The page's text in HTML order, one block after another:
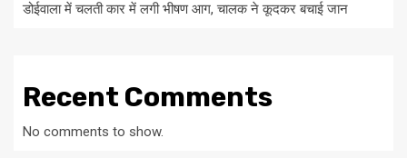
डोईवाला में चलती कार में लगी भीषण आग, चालक ने कूदकर बचाई जान
Recent Comments
No comments to show.